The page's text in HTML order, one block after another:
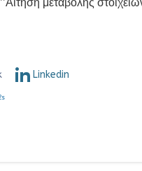
μεταβολής
Linkedin